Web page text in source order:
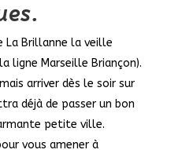
La Brillanne la veille
ligne Marseille Briançon).
arriver dès le soir sur
déjà de passer un bon
petite ville.
vous amener à